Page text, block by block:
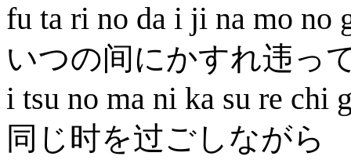
fu ta ri no da i ji na mo no
いつの间にかすれ违っ
i tsu no ma ni ka su re chi
同じ时を过ごしながら